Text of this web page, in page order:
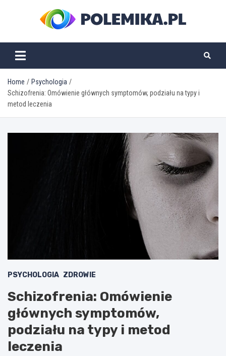
polemika.pl
Home
Psychologia
Schizofrenia: Omówienie głównych symptomów, podziału na typy i
metod leczenia
PSYCHOLOGIA ZDROWIE
Schizofrenia: Omówienie
głównych symptomów,
podziału na typy i metod
leczenia